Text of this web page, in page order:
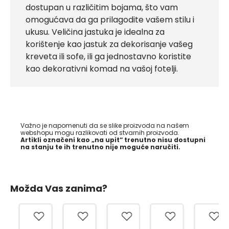
dostupan u različitim bojama, što vam
omogućava da ga prilagodite vašem stilu i
ukusu. Veličina jastuka je idealna za
korištenje kao jastuk za dekorisanje vašeg
kreveta ili sofe, ili ga jednostavno koristite
kao dekorativni komad na vašoj fotelji.
Važno je napomenuti da se slike proizvoda na našem
webshopu mogu razlikovati od stvarnih proizvoda.
Artikli označeni kao „na upit“ trenutno nisu dostupni
na stanju te ih trenutno nije moguće naručiti.
Možda Vas zanima?